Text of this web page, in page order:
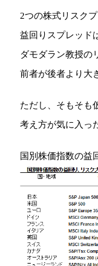
2つの株式リスク
益回りスプレッド
ダモダラン教授の
前者が後者より大
ただし、そもそも
考え方が気に入っ
国別株価指数の益